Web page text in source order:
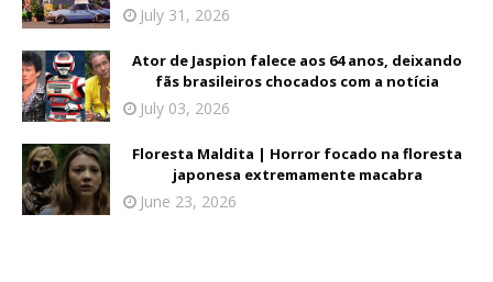
July 31, 2026
Ator de Jaspion falece aos 64 anos, deixando
fãs brasileiros chocados com a notícia
July 03, 2026
Floresta Maldita | Horror focado na floresta
japonesa extremamente macabra
June 23, 2026